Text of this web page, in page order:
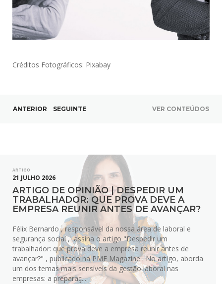
Créditos Fotográficos: Pixabay
ANTERIOR SEGUINTE VER CONTEÚDOS
ARTIGO
21 JULHO 2026
ARTIGO DE OPINIÃO | DESPEDIR UM
TRABALHADOR: QUE PROVA DEVE A
EMPRESA REUNIR ANTES DE AVANÇAR?
Félix Bernardo , responsável da nossa área de laboral e
segurança social , assina o artigo "Despedir um
trabalhador: que prova deve a empresa reunir antes de
avançar?" , publicado na PME Magazine . No artigo, aborda
um dos temas mais sensíveis da gestão laboral nas
empresas: a preparaç...